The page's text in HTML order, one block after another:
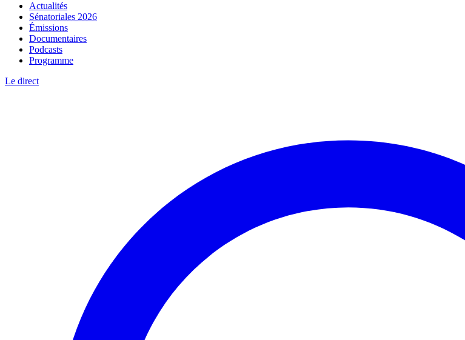
Actualités
Sénatoriales 2026
Émissions
Documentaires
Podcasts
Programme
Le direct